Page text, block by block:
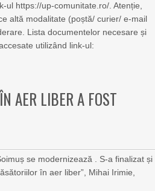
ul https://up-comunitate.ro/. Atenție,
altă modalitate (poștă/ curier/ e-mail
Lista documentelor necesare și
utilizând link-ul:
AER LIBER A FOST
se modernizează . S-a finalizat și
în aer liber”, Mihai Irimie,